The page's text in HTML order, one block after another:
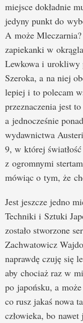
miejsce dokładnie
jedyny punkt do
A może
zapiekanki w
Lewkowa i urokliwy
Szeroka, a na niej
lepiej i to polecam
przeznaczenia jest
a jednocześnie
wydawnictwa
9, w której
z ogromnymi
mówiąc o tym, że
Jest jeszcze jedno
Techniki i Sztuki
zostało stworzone
Zachwatowicz
naprawdę czuję się
aby chociaż raz w
po japońsku, a
co rusz jakaś nowa
człowieka, bo